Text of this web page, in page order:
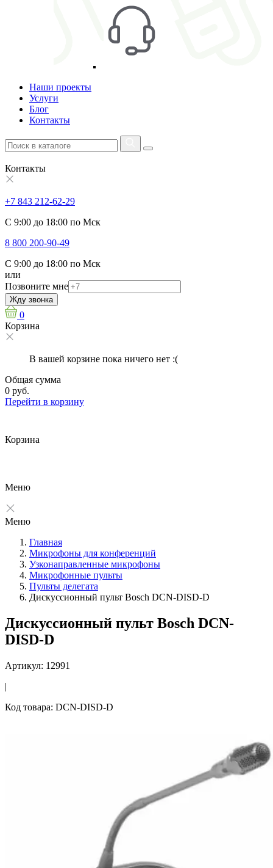
Наши проекты
Услуги
Блог
Контакты
Контакты
+7 843 212-62-29
С 9:00 до 18:00 по Мск
8 800 200-90-49
С 9:00 до 18:00 по Мск
или
Позвоните мне
Жду звонка
0
Корзина
В вашей корзине пока ничего нет :(
Общая сумма
0 руб.
Перейти в корзину
Корзина
Меню
Меню
Главная
Микрофоны для конференций
Узконаправленные микрофоны
Микрофонные пульты
Пульты делегата
Дискуссионный пульт Bosch DCN-DISD-D
Дискуссионный пульт Bosch DCN-
DISD-D
Артикул: 12991
|
Код товара: DCN-DISD-D